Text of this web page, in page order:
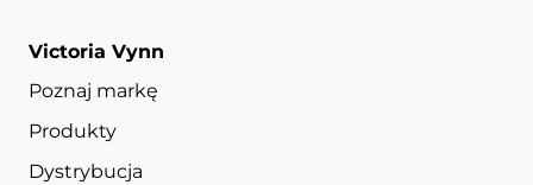
Victoria Vynn
Poznaj markę
Produkty
Dystrybucja